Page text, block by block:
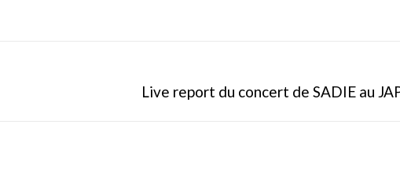
Onglet
Live report du concert de SADIE au